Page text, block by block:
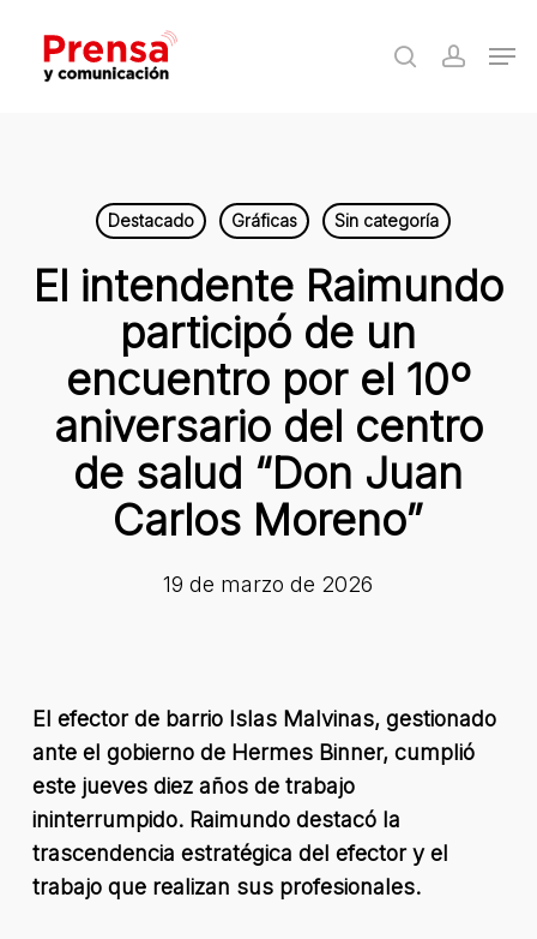
main
search
Destacado Gráficas Sin categoría
El intendente Raimundo
participó de un
encuentro por el 10º
aniversario del centro
de salud “Don Juan
Carlos Moreno”
19 de marzo de 2026
El efector de barrio Islas Malvinas, gestionado
ante el gobierno de Hermes Binner, cumplió
este jueves diez años de trabajo
ininterrumpido. Raimundo destacó la
trascendencia estratégica del efector y el
trabajo que realizan sus profesionales.